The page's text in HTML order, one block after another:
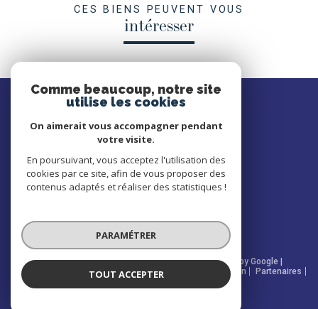
CES BIENS PEUVENT VOUS
intéresser
SE
ESPACE PROPRIÉTAIRE
NOUS
© 2026 | Tous droits réservés | Traduction powered by Google |
Nos honoraires
Plan du site Mentions légales Admin
Partenaires
Politique RGPD
Comme beaucoup, notre site
utilise les cookies
On aimerait vous accompagner pendant
votre visite.
En poursuivant, vous acceptez l'utilisation des
cookies par ce site, afin de vous proposer des
contenus adaptés et réaliser des statistiques !
PARAMÉTRER
TOUT ACCEPTER